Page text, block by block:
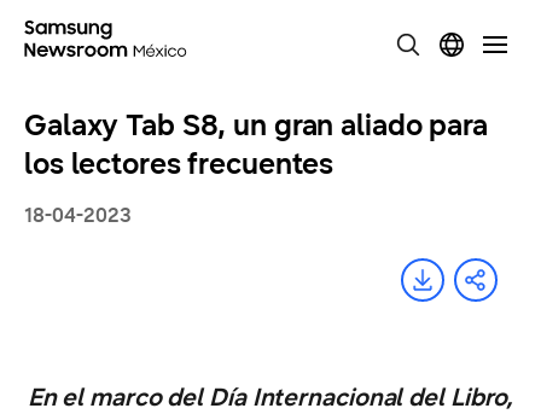
Galaxy Tab S8, un gran aliado para
los lectores frecuentes
18-04-2023
En el marco del Día Internacional del Libro,